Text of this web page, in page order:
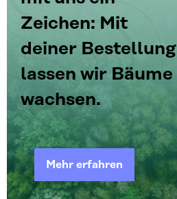
Zeichen: Mit
deiner Bestellung
lassen wir Bäume
wachsen.
Mehr erfahren